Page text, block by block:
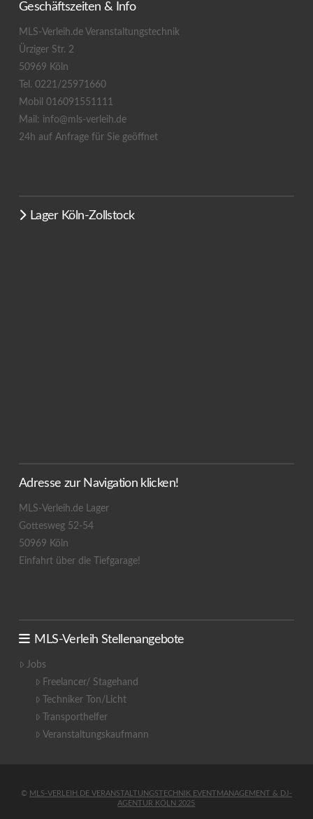
Geschäftszeiten & Info
MLS-Verleih.de Veranstaltungstechnik
Ürziger Str. 2
50969 Köln
Tel. 0221/25971660
Mobil 016091551111
Mail: info@mls-verleih.de
24h auf Anfrage für Sie geöffnet
Lager Köln-Zollstock
Adresse zur Navigation klicken!
MLS-Verleih.de Lager
Gottesweg 52-54
50969 Köln
Einfahrt über die Tiefgarage!
MLS-Verleih Stellenangebote
Jobs
Freelancer/ Stagehand
Techniker Ton/Licht
Transporthelfer
Veranstaltungskaufmann
© MLS-VERLEIH.DE VERANSTALTUNGSTECHNIK EVENTMANAGEMENT & DJ-
AGENTUR KÖLN 2025